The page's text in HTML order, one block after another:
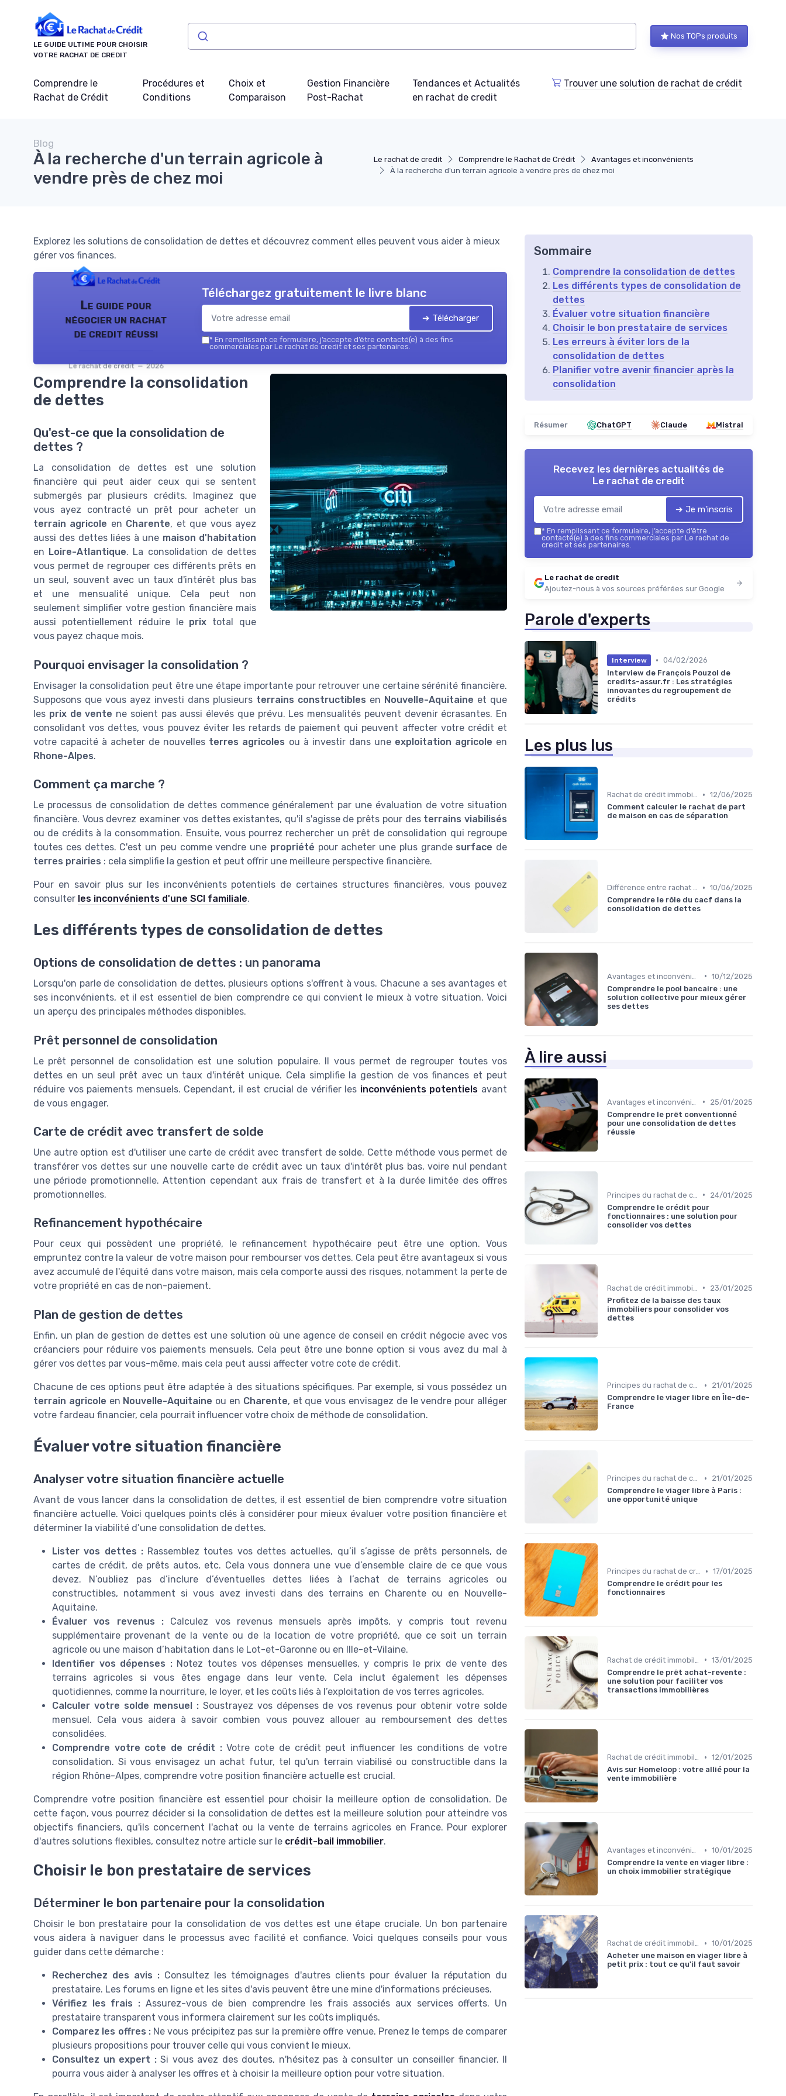
LE GUIDE ULTIME POUR CHOISIR
VOTRE RACHAT DE CREDIT
Nos TOPs produits
Comprendre le
Rachat de Crédit
Procédures et
Conditions
Choix et
Comparaison
Gestion Financière
Post-Rachat
Tendances et Actualités
en rachat de credit
Trouver une solution de rachat de crédit
Le rachat de credit Comprendre le Rachat de Crédit
Avantages et inconvénients
À la recherche d'un terrain agricole à vendre près de chez moi
Blog
À la recherche d'un terrain agricole à
vendre près de chez moi
Explorez les solutions de consolidation de dettes et découvrez comment elles peuvent vous aider à mieux
gérer vos finances.
Le guide pour
négocier un rachat
de credit réussi
Le rachat de credit — 2026
Téléchargez gratuitement le livre blanc
➔ Télécharger
* En remplissant ce formulaire, j’accepte d’être contacté(e) à des fins
commerciales par Le rachat de credit et ses partenaires.
Comprendre la consolidation
de dettes
Qu'est-ce que la consolidation de
dettes ?
La consolidation de dettes est une solution
financière qui peut aider ceux qui se sentent
submergés par plusieurs crédits. Imaginez que
vous ayez contracté un prêt pour acheter un
terrain agricole en Charente, et que vous ayez
aussi des dettes liées à une maison d'habitation
en Loire-Atlantique. La consolidation de dettes
vous permet de regrouper ces différents prêts en
un seul, souvent avec un taux d'intérêt plus bas
et une mensualité unique. Cela peut non
seulement simplifier votre gestion financière mais
aussi potentiellement réduire le prix total que
vous payez chaque mois.
Pourquoi envisager la consolidation ?
Envisager la consolidation peut être une étape importante pour retrouver une certaine sérénité financière.
Supposons que vous ayez investi dans plusieurs terrains constructibles en Nouvelle-Aquitaine et que
les prix de vente ne soient pas aussi élevés que prévu. Les mensualités peuvent devenir écrasantes. En
consolidant vos dettes, vous pouvez éviter les retards de paiement qui peuvent affecter votre crédit et
votre capacité à acheter de nouvelles terres agricoles ou à investir dans une exploitation agricole en
Rhone-Alpes.
Comment ça marche ?
Le processus de consolidation de dettes commence généralement par une évaluation de votre situation
financière. Vous devrez examiner vos dettes existantes, qu'il s'agisse de prêts pour des terrains viabilisés
ou de crédits à la consommation. Ensuite, vous pourrez rechercher un prêt de consolidation qui regroupe
toutes ces dettes. C'est un peu comme vendre une propriété pour acheter une plus grande surface de
terres prairies : cela simplifie la gestion et peut offrir une meilleure perspective financière.
Pour en savoir plus sur les inconvénients potentiels de certaines structures financières, vous pouvez
consulter les inconvénients d'une SCI familiale.
Les différents types de consolidation de dettes
Options de consolidation de dettes : un panorama
Lorsqu'on parle de consolidation de dettes, plusieurs options s'offrent à vous. Chacune a ses avantages et
ses inconvénients, et il est essentiel de bien comprendre ce qui convient le mieux à votre situation. Voici
un aperçu des principales méthodes disponibles.
Prêt personnel de consolidation
Le prêt personnel de consolidation est une solution populaire. Il vous permet de regrouper toutes vos
dettes en un seul prêt avec un taux d'intérêt unique. Cela simplifie la gestion de vos finances et peut
réduire vos paiements mensuels. Cependant, il est crucial de vérifier les inconvénients potentiels avant
de vous engager.
Carte de crédit avec transfert de solde
Une autre option est d'utiliser une carte de crédit avec transfert de solde. Cette méthode vous permet de
transférer vos dettes sur une nouvelle carte de crédit avec un taux d'intérêt plus bas, voire nul pendant
une période promotionnelle. Attention cependant aux frais de transfert et à la durée limitée des offres
promotionnelles.
Refinancement hypothécaire
Pour ceux qui possèdent une propriété, le refinancement hypothécaire peut être une option. Vous
empruntez contre la valeur de votre maison pour rembourser vos dettes. Cela peut être avantageux si vous
avez accumulé de l'équité dans votre maison, mais cela comporte aussi des risques, notamment la perte de
votre propriété en cas de non-paiement.
Plan de gestion de dettes
Enfin, un plan de gestion de dettes est une solution où une agence de conseil en crédit négocie avec vos
créanciers pour réduire vos paiements mensuels. Cela peut être une bonne option si vous avez du mal à
gérer vos dettes par vous-même, mais cela peut aussi affecter votre cote de crédit.
Chacune de ces options peut être adaptée à des situations spécifiques. Par exemple, si vous possédez un
terrain agricole en Nouvelle-Aquitaine ou en Charente, et que vous envisagez de le vendre pour alléger
votre fardeau financier, cela pourrait influencer votre choix de méthode de consolidation.
Évaluer votre situation financière
Analyser votre situation financière actuelle
Avant de vous lancer dans la consolidation de dettes, il est essentiel de bien comprendre votre situation
financière actuelle. Voici quelques points clés à considérer pour mieux évaluer votre position financière et
déterminer la viabilité d’une consolidation de dettes.
Lister vos dettes :Rassemblez toutes vos dettes actuelles, qu’il s’agisse de prêts personnels, de
cartes de crédit, de prêts autos, etc. Cela vous donnera une vue d’ensemble claire de ce que vous
devez. N’oubliez pas d’inclure d’éventuelles dettes liées à l’achat de terrains agricoles ou
constructibles, notamment si vous avez investi dans des terrains en Charente ou en Nouvelle-
Aquitaine.
Évaluer vos revenus :Calculez vos revenus mensuels après impôts, y compris tout revenu
supplémentaire provenant de la vente ou de la location de votre propriété, que ce soit un terrain
agricole ou une maison d’habitation dans le Lot-et-Garonne ou en Ille-et-Vilaine.
Identifier vos dépenses :Notez toutes vos dépenses mensuelles, y compris le prix de vente des
terrains agricoles si vous êtes engage dans leur vente. Cela inclut également les dépenses
quotidiennes, comme la nourriture, le loyer, et les coûts liés à l’exploitation de vos terres agricoles.
Calculer votre solde mensuel :Soustrayez vos dépenses de vos revenus pour obtenir votre solde
mensuel. Cela vous aidera à savoir combien vous pouvez allouer au remboursement des dettes
consolidées.
Comprendre votre cote de crédit :Votre cote de crédit peut influencer les conditions de votre
consolidation. Si vous envisagez un achat futur, tel qu'un terrain viabilisé ou constructible dans la
région Rhône-Alpes, comprendre votre position financière actuelle est crucial.
Comprendre votre position financière est essentiel pour choisir la meilleure option de consolidation. De
cette façon, vous pourrez décider si la consolidation de dettes est la meilleure solution pour atteindre vos
objectifs financiers, qu'ils concernent l'achat ou la vente de terrains agricoles en France. Pour explorer
d'autres solutions flexibles, consultez notre article sur le crédit-bail immobilier.
Choisir le bon prestataire de services
Déterminer le bon partenaire pour la consolidation
Choisir le bon prestataire pour la consolidation de vos dettes est une étape cruciale. Un bon partenaire
vous aidera à naviguer dans le processus avec facilité et confiance. Voici quelques conseils pour vous
guider dans cette démarche :
Recherchez des avis : Consultez les témoignages d'autres clients pour évaluer la réputation du
prestataire. Les forums en ligne et les sites d'avis peuvent être une mine d'informations précieuses.
Vérifiez les frais :Assurez-vous de bien comprendre les frais associés aux services offerts. Un
prestataire transparent vous informera clairement sur les coûts impliqués.
Comparez les offres :Ne vous précipitez pas sur la première offre venue. Prenez le temps de comparer
plusieurs propositions pour trouver celle qui vous convient le mieux.
Consultez un expert :Si vous avez des doutes, n'hésitez pas à consulter un conseiller financier. Il
pourra vous aider à analyser les offres et à choisir la meilleure option pour votre situation.
Sommaire
Comprendre la consolidation de dettes
Les différents types de consolidation de
dettes
Évaluer votre situation financière
Choisir le bon prestataire de services
Les erreurs à éviter lors de la
consolidation de dettes
Planifier votre avenir financier après la
consolidation
Résumer ChatGPT Claude Mistral
Recevez les dernières actualités de
Le rachat de credit
➔ Je m'inscris
* En remplissant ce formulaire, j’accepte d’être
contacté(e) à des fins commerciales par Le rachat de
credit et ses partenaires.
Le rachat de credit
Ajoutez-nous à vos sources préférées sur Google
Parole d'experts
Interview • 04/02/2026
Interview de François Pouzol de
credits-assur.fr : Les stratégies
innovantes du regroupement de
crédits
Les plus lus
Rachat de crédit immobilier • 12/06/2025
Comment calculer le rachat de part
de maison en cas de séparation
Différence entre rachat et renégociation • 10/06/2025
Comprendre le rôle du cacf dans la
consolidation de dettes
• 10/12/2025
Comprendre le pool bancaire : une
solution collective pour mieux gérer
ses dettes
À lire aussi
•
25/01/2025
Comprendre le prêt conventionné
pour une consolidation de dettes
réussie
•
24/01/2025
Comprendre le crédit pour
fonctionnaires : une solution pour
consolider vos dettes
•
23/01/2025
Profitez de la baisse des taux
immobiliers pour consolider vos
dettes
Principes du rachat de crédit •
21/01/2025
Comprendre le viager libre en Île-de-
France
Principes du rachat de crédit •
21/01/2025
Comprendre le viager libre à Paris :
une opportunité unique
Principes du rachat de crédit • 17/01/2025
Comprendre le crédit pour les
fonctionnaires
• 13/01/2025
Comprendre le prêt achat-revente :
une solution pour faciliter vos
transactions immobilières
Rachat de crédit immobilier • 12/01/2025
Avis sur Homeloop : votre allié pour la
vente immobilière
Avantages et inconvénients • 10/01/2025
Comprendre la vente en viager libre :
un choix immobilier stratégique
Rachat de crédit immobilier • 10/01/2025
Acheter une maison en viager libre à
petit prix : tout ce qu'il faut savoir